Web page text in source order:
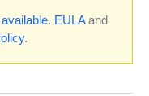
EULAand
.